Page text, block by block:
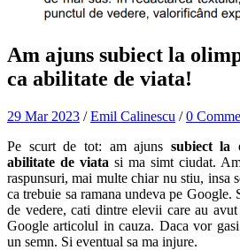
Am ajuns subiect la
ca abilitate de viata!
29 Mar 2023 /Emil Calinescu /0
Pe scurt de tot: am ajuns subiect la
abilitate de viata si ma simt ciudat.
raspunsuri, mai multe chiar nu stiu, insa
ca trebuie sa ramana undeva pe Google.
de vedere, cati dintre elevii care au
Google articolul in cauza. Daca vor
un semn. Si eventual sa ma injure.